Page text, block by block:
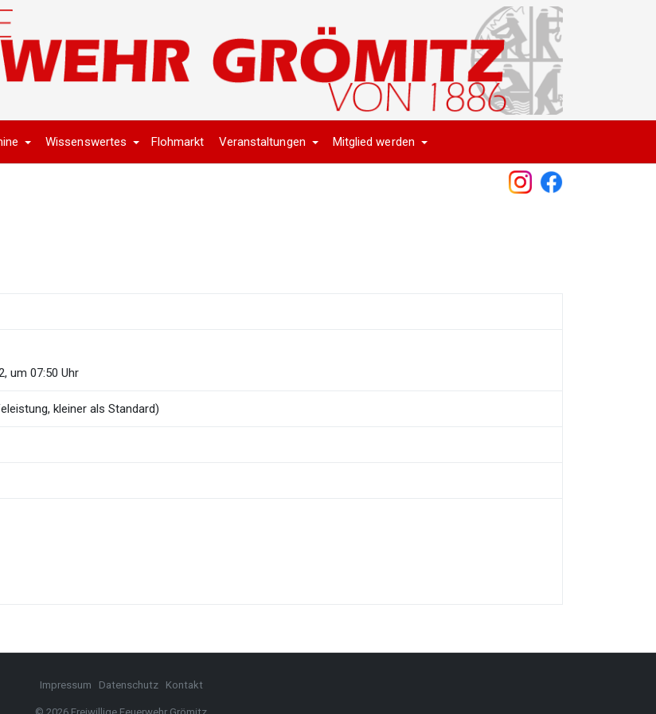
Wissenswertes Flohmarkt Veranstaltungen Mitglied werden
um 07:50 Uhr
kleiner als Standard)
Impressum Datenschutz Kontakt